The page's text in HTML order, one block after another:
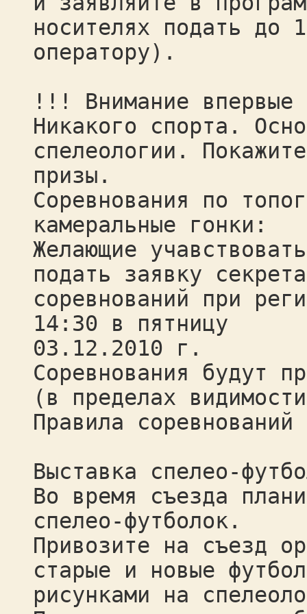
носителях подать до
оператору).
!!! Внимание впервые
Никакого спорта.
спелеологии.
призы.
Соревнования по
камеральные гонки:
Желающие
подать заявку
соревнований при
14:30 в пятницу
03.12.2010 г.
Соревнования будут
(в пределах
Правила
Выставка спелео-
Во время съезда
спелео-футболок.
Привозите на съезд
старые и новые
рисунками на